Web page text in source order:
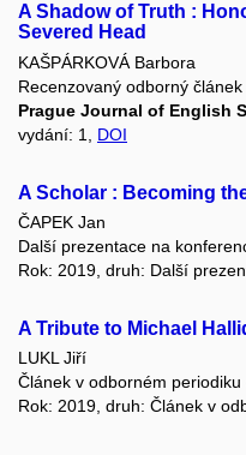
A Shadow of Truth :
Severed Head
KAŠPÁRKOVÁ Barbora
Recenzovaný odborný článek
Prague Journal of English
vydání: 1, DOI
A Scholar : Becoming
ČAPEK Jan
Další prezentace na
Rok: 2019, druh: Další
A Tribute to Michael
LUKL Jiří
Článek v odborném
Rok: 2019, druh: Článek v